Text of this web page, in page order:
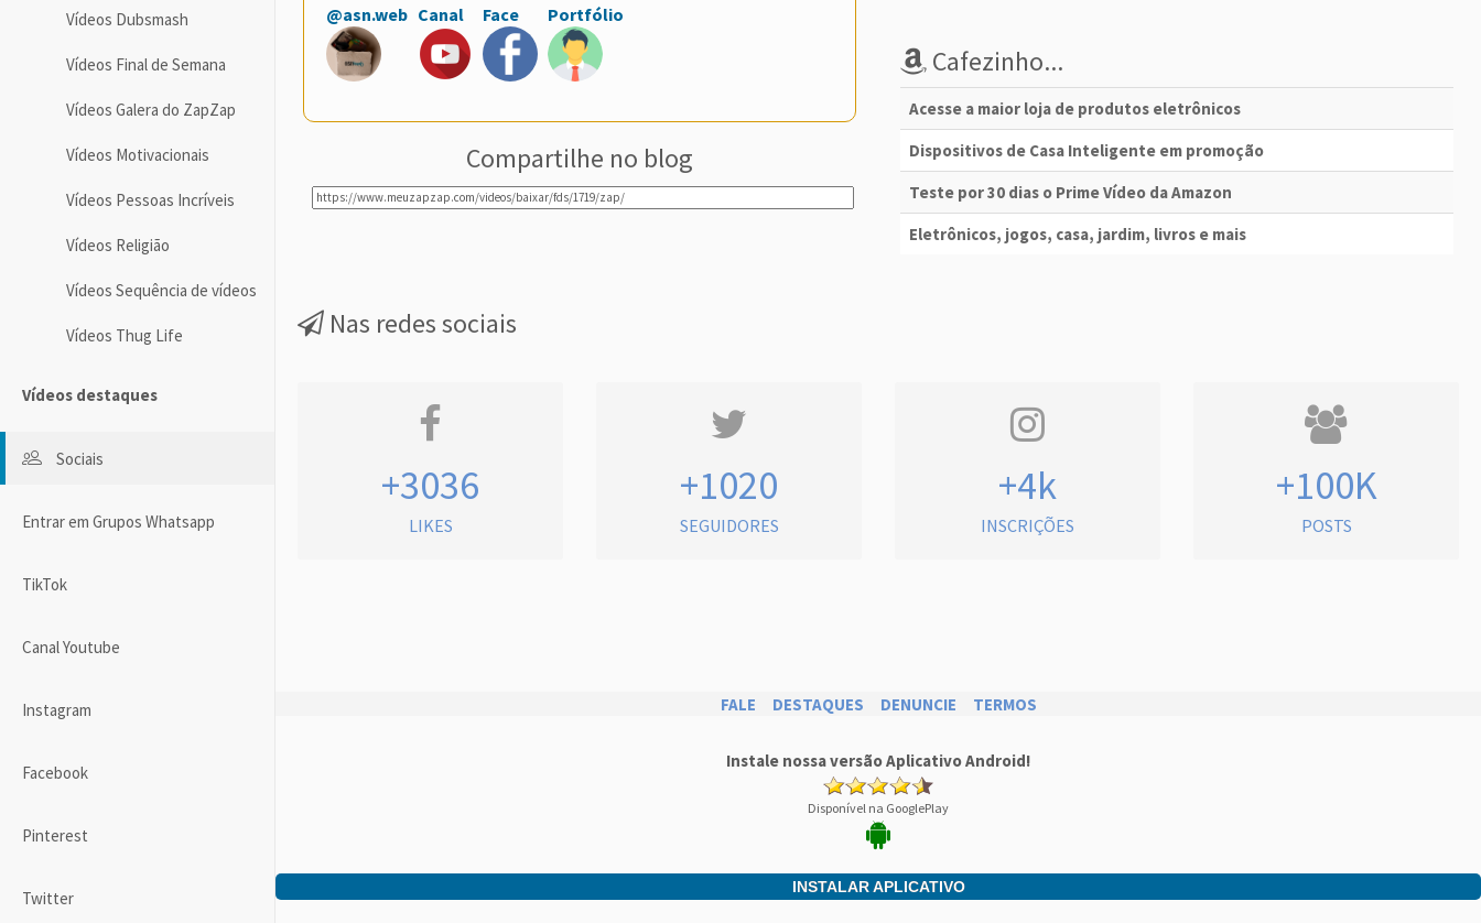
Vídeos Dubsmash
Vídeos Final de Semana
Vídeos Galera do ZapZap
Vídeos Motivacionais
Vídeos Pessoas Incríveis
Vídeos Religião
Vídeos Sequência de vídeos
Vídeos Thug Life
Vídeos destaques
Sociais
Entrar em Grupos Whatsapp
TikTok
Canal Youtube
Instagram
Facebook
Pinterest
Twitter
@asn.web Canal Face Portfólio
Compartilhe no blog
Cafezinho...
Acesse a maior loja de produtos eletrônicos
Dispositivos de Casa Inteligente em promoção
Teste por 30 dias o Prime Vídeo da Amazon
Eletrônicos, jogos, casa, jardim, livros e mais
Nas redes sociais
+3036
LIKES
+1020
SEGUIDORES
+4k
INSCRIÇÕES
+100K
POSTS
FALE DESTAQUES DENUNCIE TERMOS
Instale nossa versão Aplicativo Android!
Disponível na GooglePlay
INSTALAR APLICATIVO